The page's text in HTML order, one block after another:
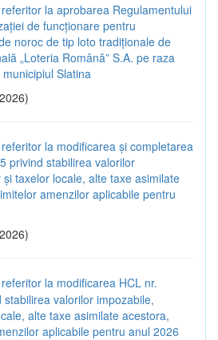
la aprobarea Regulamentului
de funcționare pentru
noroc de tip loto tradiționale de
„Loteria Română” S.A. pe raza
Slatina
la modificarea și completarea
privind stabilirea valorilor
taxelor locale, alte taxe asimilate
amenzilor aplicabile pentru
la modificarea HCL nr.
valorilor impozabile,
alte taxe asimilate acestora,
aplicabile pentru anul 2026